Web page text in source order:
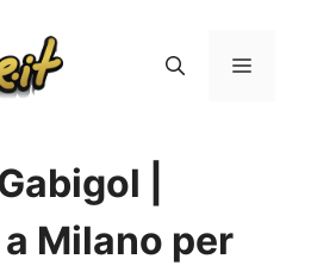
Menu
|
Milano per